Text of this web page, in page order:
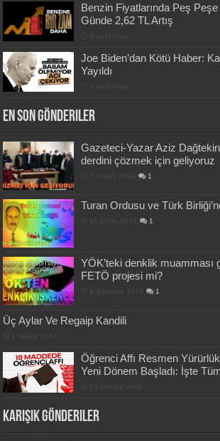
Benzin Fiyatlarında Peş
Günde 2,62 TL Artış
Joe Biden’dan Kötü Haber:
Yayıldı
En Son Gönderiler
Gazeteci-Yazar Aziz
derdini çözmek için geliyoruz
1
Turan Ordusu ve Türk
1
YÖK’teki denklik muamması
FETÖ projesi mi?
1
Üç Aylar Ve Regaip Kandili
Öğrenci Affı Resmen
Yeni Dönem Başladı: İşte
Karışık Gönderiler